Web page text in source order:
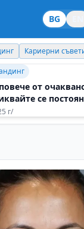
BG
Нови
в която
бариера
г/